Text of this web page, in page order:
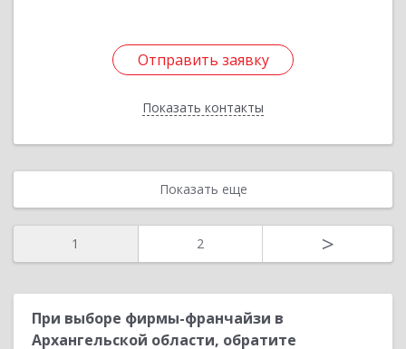
Отправить заявку
Показать контакты
Отправить заявку
Назад
Показать еще
1 2 >
При выборе фирмы-франчайзи в
Архангельской области, обратите